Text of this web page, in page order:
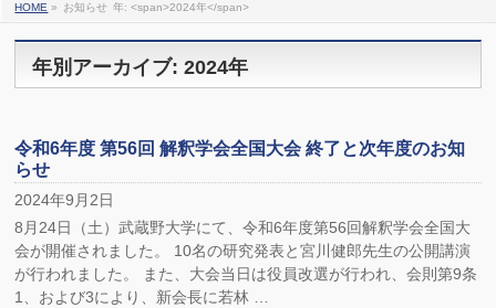
HOME » お知らせ 年: <span>2024年</span>
年別アーカイブ: 2024年
令和6年度 第56回 解釈学会全国大会 終了と次年度のお知
らせ
2024年9月2日
8月24日（土）武蔵野大学にて、令和6年度第56回解釈学会全国大
会が開催されました。 10名の研究発表と宮川健郎先生の公開講演
が行われました。 また、大会当日は役員改選が行われ、会則第9条
1、および3により、新会長に若林 …